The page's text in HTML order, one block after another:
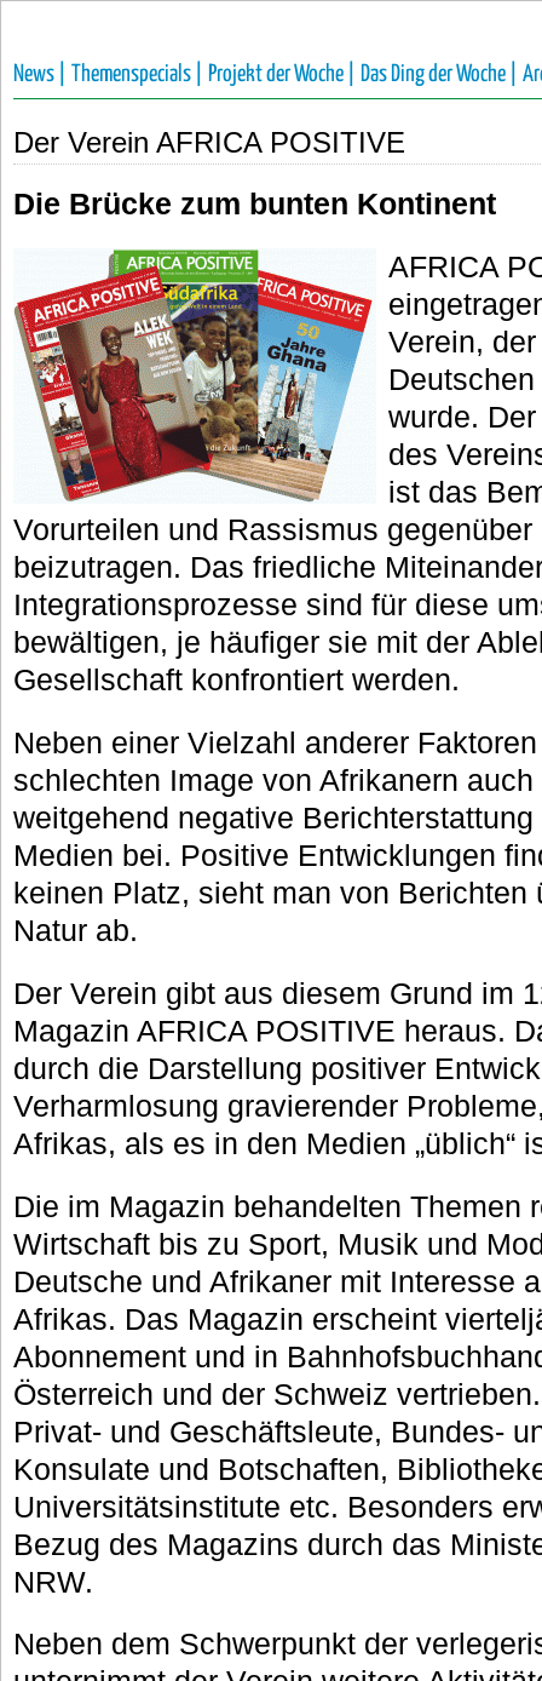
News | Themenspecials | Projekt der Woche | Das Ding der Woche |
Der Verein AFRICA POSITIVE
Die Brücke zum bunten Kontinent
AFRICA
Verein,
wurde.
des
ist das
Vorurteilen und Rassismus
beizutragen. Das friedliche
Integrationsprozesse sind für diese
bewältigen, je häufiger sie mit der
Gesellschaft konfrontiert werden.
Neben einer Vielzahl anderer
schlechten Image von Afrikanern
weitgehend negative
Medien bei. Positive Entwicklungen
keinen Platz, sieht man von Berichten
Natur ab.
Der Verein gibt aus diesem Grund im
Magazin AFRICA POSITIVE heraus.
durch die Darstellung positiver
Verharmlosung gravierender
Afrikas, als es in den Medien „üblich“
Die im Magazin behandelten Themen
Wirtschaft bis zu Sport, Musik und
Deutsche und Afrikaner mit Interesse
Afrikas. Das Magazin erscheint
Abonnement und in
Österreich und der Schweiz
Privat- und Geschäftsleute, Bundes-
Konsulate und Botschaften,
Universitätsinstitute etc. Besonders
Bezug des Magazins durch das
NRW.
Neben dem Schwerpunkt der